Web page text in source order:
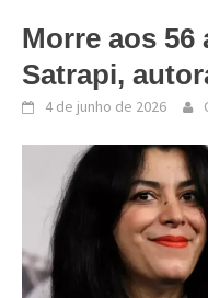
Morre aos 56
Satrapi,
4 de junho de 2026